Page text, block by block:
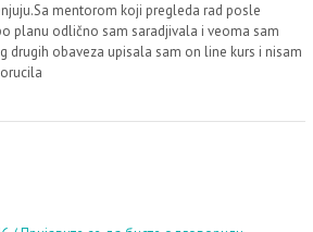
mentorom koji pregleda rad posle
planu odlično sam saradjivala i veoma sam
drugih obaveza upisala sam on line kurs i nisam